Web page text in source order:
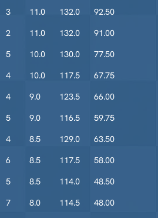
3 11.0 132.0
92.50
2 11.0 132.0
91.00
5 10.0 130.0
77.50
4 10.0 117.5
67.75
4 9.0 123.5
66.00
5 9.0 116.5
59.75
4 8.5 129.0
63.50
6 8.5 117.5
58.00
5 8.5 114.0
48.50
7 8.0 114.5
48.00